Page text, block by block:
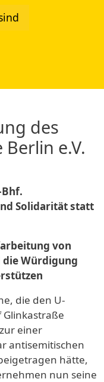
des
e.V.
Bhf.
Solidarität statt
von
Würdigung
die den U-
einer
antisemitischen
hätte,
nun seine